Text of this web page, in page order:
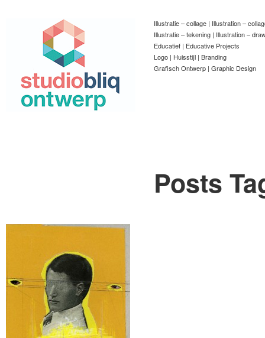
Illustratie – collage | Illustration –
Illustratie – tekening | Illustration –
Educatief | Educative Projects
Logo | Huisstijl | Branding
Grafisch Ontwerp | Graphic Design
Posts